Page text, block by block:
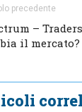
precedente
–
il mercato?